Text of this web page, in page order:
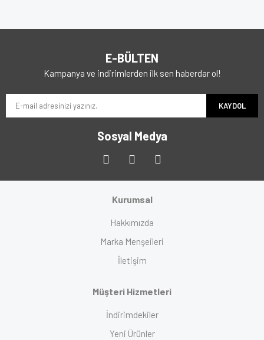
E-BÜLTEN
Kampanya ve indirimlerden ilk sen haberdar ol!
KAYDOL
Sosyal Medya
Kurumsal
Hakkımızda
Marka Menşeileri
İletişim
Müşteri Hizmetleri
İndirimdekiler
Yeni Ürünler